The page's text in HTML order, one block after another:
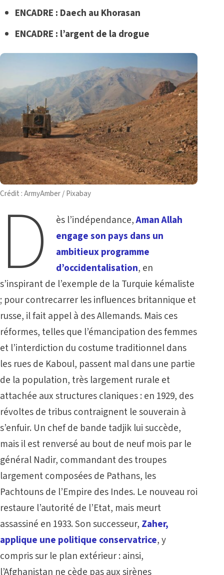
ENCADRE : Daech au Khorasan
ENCADRE : l’argent de la drogue
Crédit : ArmyAmber / Pixabay
D ès l’indépendance,Aman Allah
engage son pays dans un
ambitieux programme
d’occidentalisation, en
s’inspirant de l’exemple de la Turquie kémaliste
; pour contrecarrer les influences britannique et
russe, il fait appel à des Allemands. Mais ces
réformes, telles que l’émancipation des femmes
et l’interdiction du costume traditionnel dans
les rues de Kaboul, passent mal dans une partie
de la population, très largement rurale et
attachée aux structures claniques : en 1929, des
révoltes de tribus contraignent le souverain à
s’enfuir. Un chef de bande tadjik lui succède,
mais il est renversé au bout de neuf mois par le
général Nadir, commandant des troupes
largement composées de Pathans, les
Pachtouns de l’Empire des Indes. Le nouveau roi
restaure l’autorité de l’Etat, mais meurt
assassiné en 1933. Son successeur, Zaher,
applique une politique conservatrice, y
compris sur le plan extérieur : ainsi,
l’Afghanistan ne cède pas aux sirènes